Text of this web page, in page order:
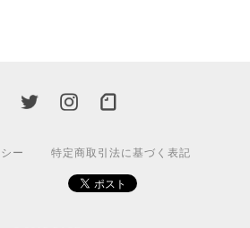
ー 特定商取引法に基づく表記